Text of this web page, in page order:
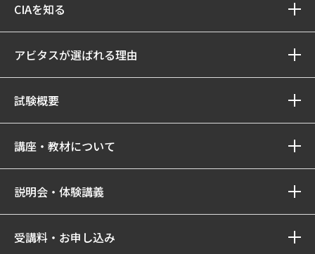
CIAを知る
アビタスが選ばれる理由
試験概要
講座・教材について
説明会・体験講義
受講料・お申し込み